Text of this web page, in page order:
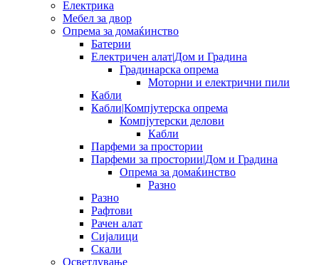
Електрика
Мебел за двор
Опрема за домаќинство
Батерии
Електричен алат|Дом и Градина
Градинарска опрема
Моторни и електрични пили
Кабли
Кабли|Компјутерска опрема
Компјутерски делови
Кабли
Парфеми за простории
Парфеми за простории|Дом и Градина
Опрема за домаќинство
Разно
Разно
Рафтови
Рачен алат
Сијалици
Скали
Осветлување